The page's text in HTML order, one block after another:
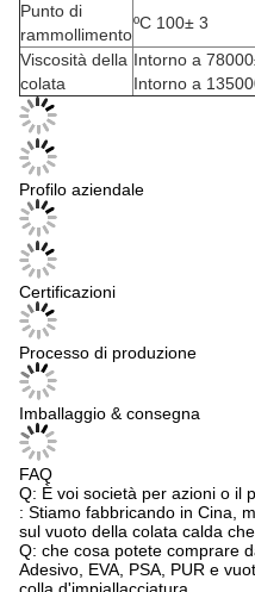
Punto di
rammollimento
ºC 100± 3
Viscosità della
colata
Intorno a
Intorno a
Profilo aziendale
Certificazioni
Processo di produzione
Imballaggio & consegna
FAQ
Q: È voi società per azioni o il
: Stiamo fabbricando in Cina,
sul vuoto della colata calda
Q: che cosa potete comprare
Adesivo, EVA, PSA, PUR e